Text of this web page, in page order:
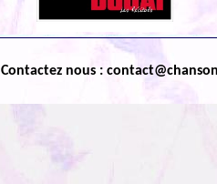
Contactez nous :